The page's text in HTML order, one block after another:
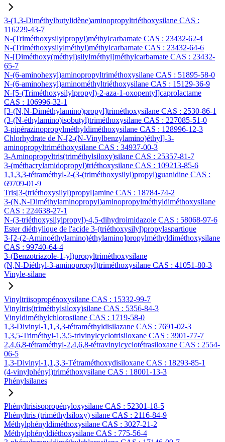
3-(1,3-Diméthylbutylidène)aminopropyltriéthoxysilane CAS :
116229-43-7
N-(Triméthoxysilylpropyl)méthylcarbamate CAS : 23432-62-4
N-(Triméthoxysilylméthyl)méthylcarbamate CAS : 23432-64-6
N-[Diméthoxy(méthyl)silylméthyl]méthylcarbamate CAS : 23432-
65-7
N-(6-aminohexyl)aminopropyltriméthoxysilane CAS : 51895-58-0
N-(6-aminohexyl)aminométhyltriéthoxysilane CAS : 15129-36-9
N-[5-(Triméthoxysilylpropyl)-2-aza-1-oxopentyl]caprolactame
CAS : 106996-32-1
[3-(N,N-Diméthylamino)propyl]triméthoxysilane CAS : 2530-86-1
(3-(N-éthylamino)isobutyl)triméthoxysilane CAS : 227085-51-0
3-pipérazinopropylméthyldiméthoxysilane CAS : 128996-12-3
Chlorhydrate de N-[2-(N-Vinylbenzylamino)éthyl]-3-
aminopropyltriméthoxysilane CAS : 34937-00-3
3-Aminopropyltris(triméthylsiloxy)silane CAS : 25357-81-7
3-(méthacrylamidopropyl)triéthoxysilane CAS : 109213-85-6
1,1,3,3-tétraméthyl-2-(3-(triméthoxysilyl)propyl)guanidine CAS :
69709-01-9
Tris[3-(triéthoxysilyl)propyl]amine CAS : 18784-74-2
3-(N,N-Diméthylaminopropyl)aminopropylméthyldiméthoxysilane
CAS : 224638-27-1
N-(3-triéthoxysilylpropyl)-4,5-dihydroimidazole CAS : 58068-97-6
Ester diéthylique de l'acide 3-(triéthoxysilyl)propylaspartique
3-[2-(2-Aminoéthylamino)éthylamino]propylméthyldiméthoxysilane
CAS : 99740-64-4
3-(Benzotriazole-1-yl)propyltriméthoxysilane
(N,N-Diéthyl-3-aminopropyl)triméthoxysilane CAS : 41051-80-3
Vinyle-silane
Vinyltriisopropénoxysilane CAS : 15332-99-7
Vinyltris(triméthylsiloxy)silane CAS : 5356-84-3
Vinyldiméthylchlorosilane CAS : 1719-58-0
1,3-Divinyl-1,1,3,3-tétraméthyldisilazane CAS : 7691-02-3
1,3,5-Triméthyl-1,3,5-trivinylcyclotrisiloxane CAS : 3901-77-7
2,4,6,8-tétraméthyl-2,4,6,8-tétravinylcyclotétrasiloxane CAS : 2554-
06-5
1,3-Divinyl-1,1,3,3-Tétraméthoxydisiloxane CAS : 18293-85-1
(4-vinylphényl)triméthoxysilane CAS : 18001-13-3
Phénylsilanes
Phényltrisisopropényloxysilane CAS : 52301-18-5
Phényltris (triméthylsiloxy) silane CAS : 2116-84-9
Méthylphényldiméthoxysilane CAS : 3027-21-2
Méthylphényldiéthoxysilane CAS : 775-56-4